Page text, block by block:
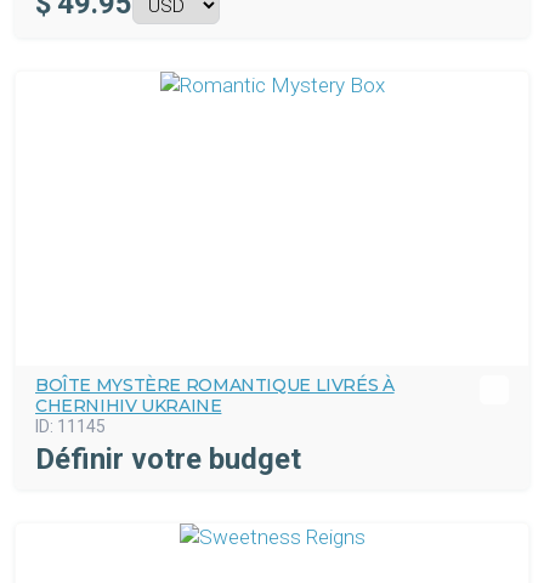
BOÎTE MYSTÈRE ROMANTIQUE LIVRÉS À
CHERNIHIV UKRAINE
ID: 11145
Définir votre budget